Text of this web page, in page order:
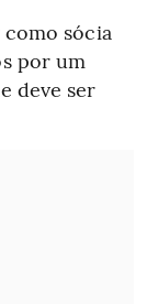
sócia
por um
deve ser